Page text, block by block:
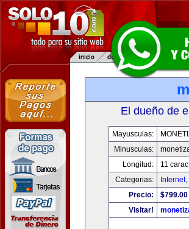
El dueño de
Mayusculas:
Minusculas:
Longitud:
11
Categorias:
Internet,
Precio:
$799.00
Visitar!